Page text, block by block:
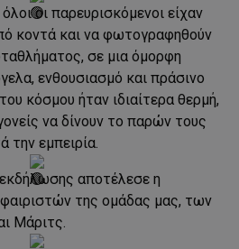
οι παρευρισκόμενοι είχαν
κοντά και να φωτογραφηθούν
σε μια όμορφη
ενθουσιασμό και πράσινο
κόσμου ήταν ιδιαίτερα θερμή,
να δίνουν το παρών τους
την εμπειρία.
αποτέλεσε η
της ομάδας μας, των
Μάριτς.